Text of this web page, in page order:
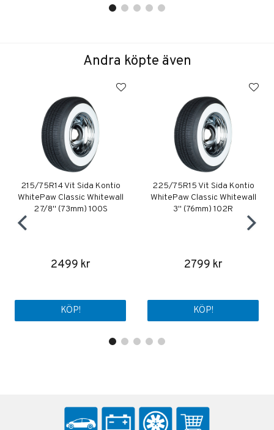
Andra köpte även
215/75R14 Vit Sida Kontio
WhitePaw Classic Whitewall
2 7/8" (73mm) 100S
2499 kr
KÖP!
225/75R15 Vit Sida Kontio
WhitePaw Classic Whitewall
3" (76mm) 102R
2799 kr
KÖP!